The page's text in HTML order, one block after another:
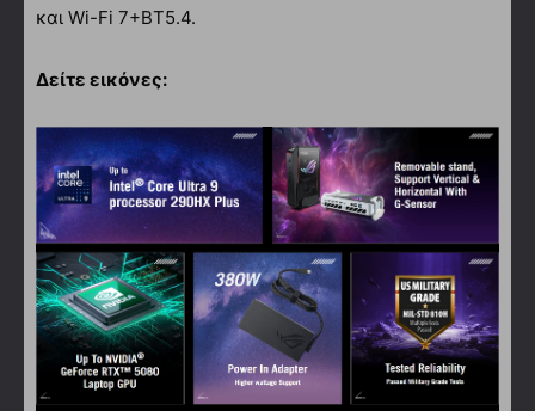
και Wi-Fi 7+BT5.4.
Δείτε εικόνες: